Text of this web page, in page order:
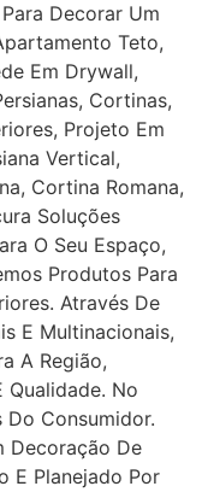
Decorar Um
Teto,
Em Drywall,
Cortinas,
Projeto Em
Vertical,
Cortina Romana,
Soluções
O Seu Espaço,
Produtos Para
Através De
E Multinacionais,
A Região,
Qualidade. No
Do Consumidor.
Decoração De
E Planejado Por